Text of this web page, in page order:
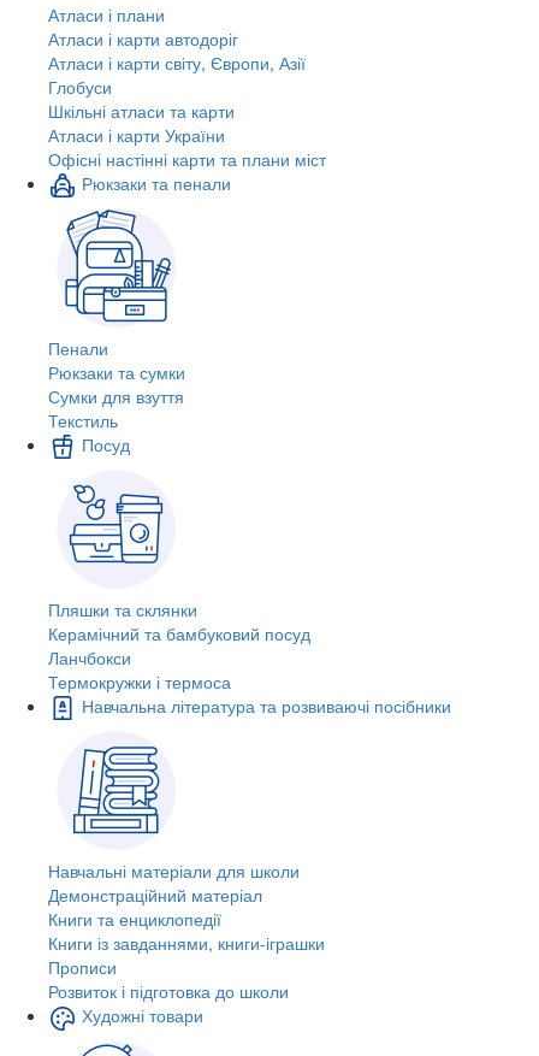
Атласи і плани
Атласи і карти автодоріг
Атласи і карти світу, Європи, Азії
Глобуси
Шкільні атласи та карти
Атласи і карти України
Офісні настінні карти та плани міст
Рюкзаки та пенали
Пенали
Рюкзаки та сумки
Сумки для взуття
Текстиль
Посуд
Пляшки та склянки
Керамічний та бамбуковий посуд
Ланчбокси
Термокружки і термоса
Навчальна література та розвиваючі посібники
Навчальні матеріали для школи
Демонстраційний матеріал
Книги та енциклопедії
Книги із завданнями, книги-іграшки
Прописи
Розвиток і підготовка до школи
Художні товари